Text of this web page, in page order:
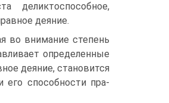
де­ликтоспособное,
деяние.
во внимание степень
определенные
деяние, становится
его способности пра­